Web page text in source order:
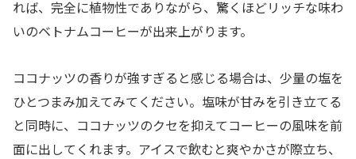
れば、完全に植物性でありながら、驚くほどリッチな味わ
いのベトナムコーヒーが出来上がります。
ココナッツの香りが強すぎると感じる場合は、少量の塩を
ひとつまみ加えてみてください。塩味が甘みを引き立てる
と同時に、ココナッツのクセを抑えてコーヒーの風味を前
面に出してくれます。アイスで飲むと爽やかさが際立ち、